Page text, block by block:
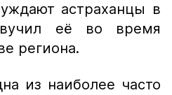
астраханцы в
её во время
региона.
из наиболее часто